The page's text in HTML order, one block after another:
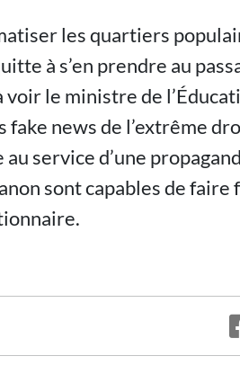
les quartiers
à s’en prendre au
voir le ministre de
news de l’extrême
service d’une
sont capables de faire